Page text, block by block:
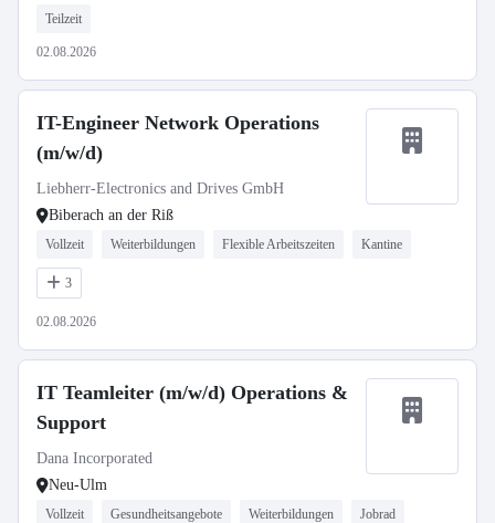
Teilzeit
02.08.2026
IT-Engineer Network Operations
(m/w/d)
Liebherr-Electronics and Drives GmbH
Biberach an der Riß
Vollzeit Weiterbildungen Flexible Arbeitszeiten Kantine
3
02.08.2026
IT Teamleiter (m/w/d) Operations &
Support
Dana Incorporated
Neu-Ulm
Vollzeit Gesundheitsangebote Weiterbildungen Jobrad